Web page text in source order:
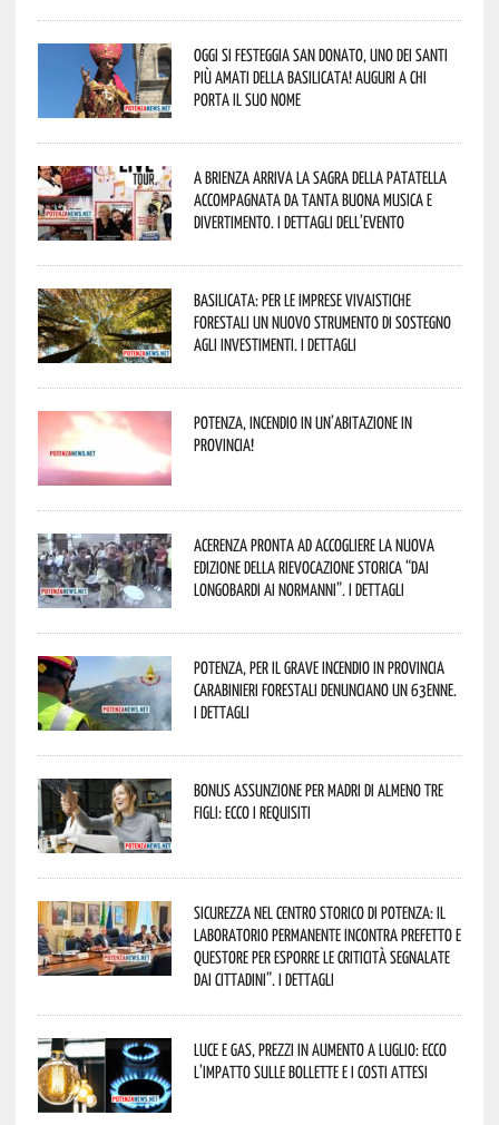
Oggi si festeggia San Donato, uno dei Santi
più amati della Basilicata! Auguri a chi
porta il suo nome
A Brienza arriva la Sagra della Patatella
accompagnata da tanta buona musica e
divertimento. I dettagli dell’evento
Basilicata: per le imprese vivaistiche
forestali un nuovo strumento di sostegno
agli investimenti. I dettagli
Potenza, incendio in un’abitazione in
provincia!
Acerenza pronta ad accogliere la nuova
edizione della rievocazione storica “Dai
Longobardi ai Normanni”. I dettagli
Potenza, per il grave incendio in Provincia
Carabinieri forestali denunciano un 63enne.
I dettagli
Bonus assunzione per madri di almeno tre
figli: ecco i requisiti
Sicurezza nel Centro Storico di Potenza: il
Laboratorio Permanente incontra Prefetto e
Questore per esporre le criticità segnalate
dai cittadini”. I dettagli
Luce e gas, prezzi in aumento a luglio: ecco
l’impatto sulle bollette e i costi attesi